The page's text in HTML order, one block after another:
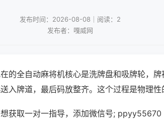
发布时间：2026-08-08｜阅读：2
发布者：嘎威网
的全自动麻将机核心是洗牌盘和吸牌轮，
入牌道，最后码放整齐。这个过程是物理性
获取一对一指导，添加微信号; ppyy55670